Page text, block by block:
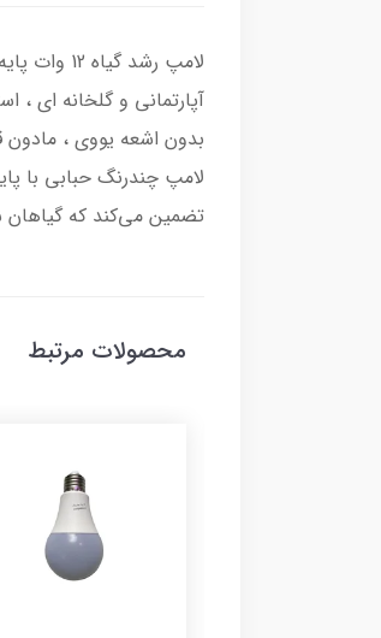
تضمین می‌کند که گیاهان
محصولات مرتبط